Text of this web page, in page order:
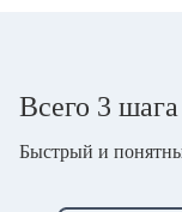
Всего 3
Быстрый и